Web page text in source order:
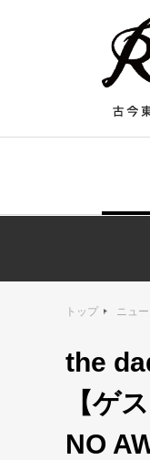
トップ ニュー
the
【ゲ
NO